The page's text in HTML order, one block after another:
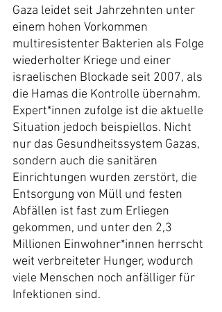
Gaza leidet seit Jahrzehnten unter
einem hohen Vorkommen
multiresistenter Bakterien als Folge
wiederholter Kriege und einer
israelischen Blockade seit 2007, als
die Hamas die Kontrolle übernahm.
Expert*innen zufolge ist die aktuelle
Situation jedoch beispiellos. Nicht
nur das Gesundheitssystem Gazas,
sondern auch die sanitären
Einrichtungen wurden zerstört, die
Entsorgung von Müll und festen
Abfällen ist fast zum Erliegen
gekommen, und unter den 2,3
Millionen Einwohner*innen herrscht
weit verbreiteter Hunger, wodurch
viele Menschen noch anfälliger für
Infektionen sind.